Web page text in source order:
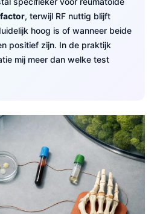
, terwijl RF nuttig blijft
hoog is of wanneer beide
positief zijn. In de praktijk
mij meer dan welke test